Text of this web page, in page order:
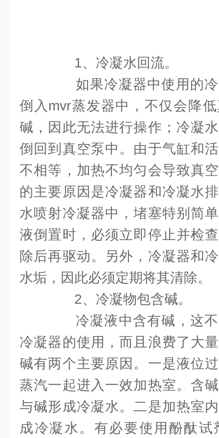
1、冷凝水回流。
如果冷凝器中使用的冷
倒入mvr蒸发器中，不仅会降
碱，因此无法进行操作；冷凝
倒回到真空泵中。由于气缸和
不相等，加热不均匀会导致真
的主要原因是冷凝器和冷凝水
水喷射冷凝器中，堵塞特别简
液倒置时，必须立即停止并检
除后再驱动。另外，冷凝器和
水垢，因此必须定期将其清除。
2、冷凝物包含碱。
冷凝液中含有碱，这不
冷凝器的使用，而且浪费了大
碱有两个主要原因。一是液位
蒸汽一起进入一效加热室。含
与碱形成冷凝水。二是加热室
成冷凝水。有必要使用酚酞